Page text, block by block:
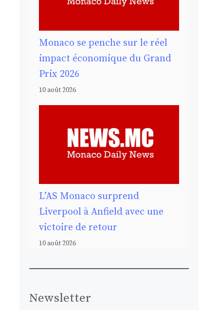
Monaco se penche sur le réel
impact économique du Grand
Prix 2026
10 août 2026
L’AS Monaco surprend
Liverpool à Anfield avec une
victoire de retour
10 août 2026
Newsletter